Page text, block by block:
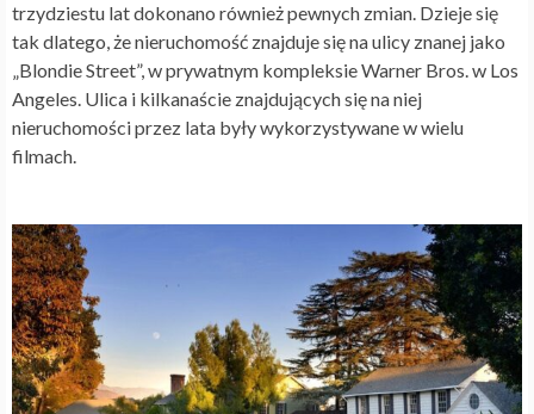
trzydziestu lat dokonano również pewnych zmian. Dzieje się
tak dlatego, że nieruchomość znajduje się na ulicy znanej jako
„Blondie Street”, w prywatnym kompleksie Warner Bros. w Los
Angeles. Ulica i kilkanaście znajdujących się na niej
nieruchomości przez lata były wykorzystywane w wielu
filmach.